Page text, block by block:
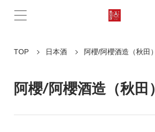
TOP 日本酒 阿櫻/阿櫻酒造（秋田）
阿櫻/阿櫻酒造（秋田）